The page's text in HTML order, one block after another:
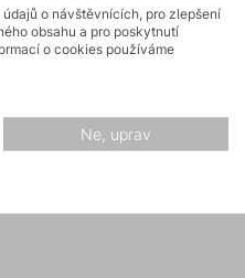
odepínací šle.
roku výroby.
o návštěvnících, pro zlepšení
obsahu a pro poskytnutí
o cookies používáme
Ne, uprav